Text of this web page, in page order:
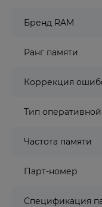
Бренд RAM
Ранг памяти
Коррекция
Тип
Частота памяти
Парт-номер
Спецификация